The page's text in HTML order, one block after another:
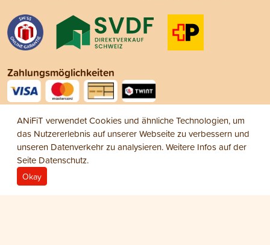
Zahlungsmöglichkeiten
Social Media
ANiFiT verwendet Cookies und ähnliche Technologien, um
das Nutzererlebnis auf unserer Webseite zu verbessern und
unseren Datenverkehr zu analysieren. Weitere Infos auf der
Seite Datenschutz.
Okay